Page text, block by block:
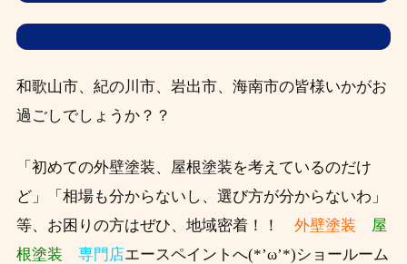
和歌山市、紀の川市、岩出市、海南市の皆様いかがお
過ごしでしょうか？？
「初めての外壁塗装、屋根塗装を考えているのだけ
ど」「相場も分からないし、選び方が分からないわ」
等、お困りの方はぜひ、 地域密着！！ 外壁塗装
屋
根塗装
専門店エースペイントへ(*’ω’*)ショールーム